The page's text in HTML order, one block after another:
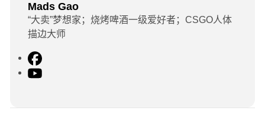
Mads Gao
“大卖”梦想家；烧烤啤酒一级爱好者；CSGO人体
描边大师
F
aY